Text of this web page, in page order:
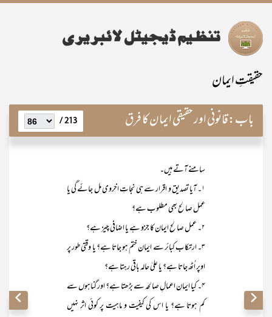
حقیقتِ ایمان
باب:قانونی اور حقیقی ایمان کا فرق 213 /
سامنے آتے ہیں۔
۱۔ آیا تصدیق و اقرار سے ہی نجاتِ اخروی مل جائے گی یا
عمل صالح بھی مطلوب ہے؟
۲۔ عمل صالح ایمان کا جزو ہے یا اضافی چیز ہے؟
۳۔ ارتکاب کبائر سے ایمان ختم ہو جاتا ہے؟ یا وقتی طور پر
اوپر اُٹھ جاتا ہے؟ یا علیٰ حالہ باقی رہتا ہے؟
۴۔ کیا ایمان اعمالِ صالحہ سے بڑھتا ہے؟ اور گناہوں سے
کم ہوتا ہے؟ یا اس کی کیفیت و ماہیت پر کوئی اثر نہیں